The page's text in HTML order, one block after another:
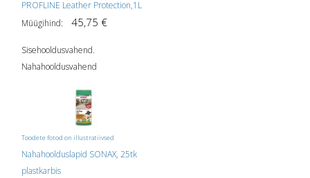
PROFLINE Leather Protection,1L
Müügihind:
45,75 €
Sisehooldusvahend.
Nahahooldusvahend
Toodete fotod on illustratiivsed
Nahahoolduslapid SONAX, 25tk
plastkarbis